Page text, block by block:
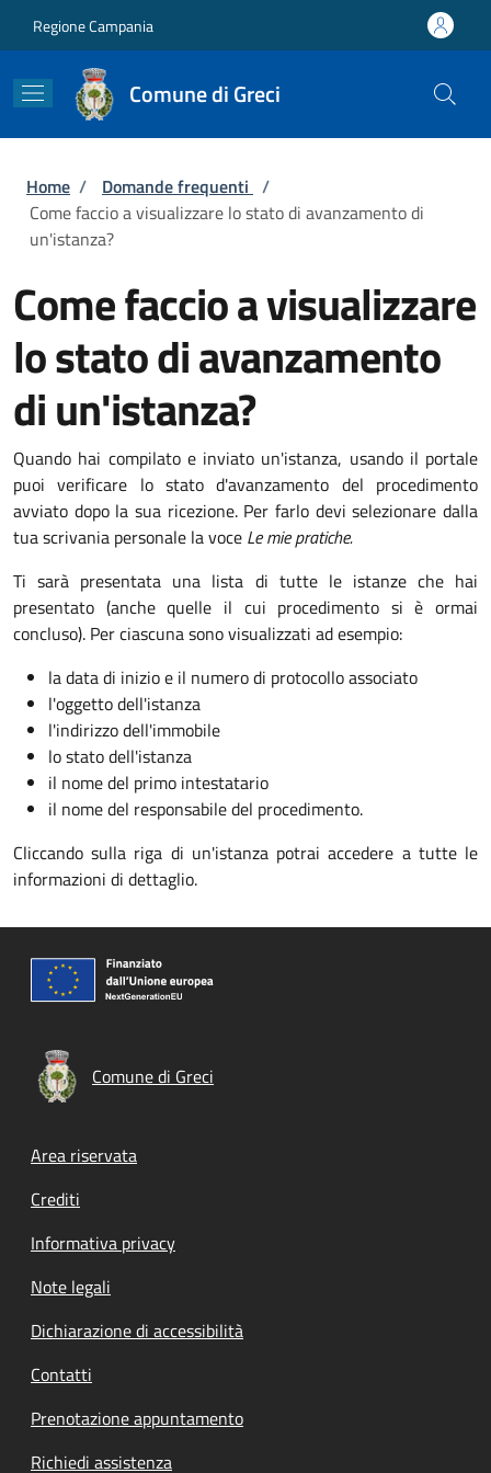
Regione Campania
Comune di Greci
Briciole di pane
Home / Domande frequenti /
Come faccio a visualizzare lo stato di avanzamento di
un'istanza?
Come faccio a visualizzare
lo stato di avanzamento
di un'istanza?
Quando hai compilato e inviato un'istanza, usando il portale
puoi verificare lo stato d'avanzamento del procedimento
avviato dopo la sua ricezione. Per farlo devi selezionare dalla
tua scrivania personale la voce Le mie pratiche.
Ti sarà presentata una lista di tutte le istanze che hai
presentato (anche quelle il cui procedimento si è ormai
concluso). Per ciascuna sono visualizzati ad esempio:
la data di inizio e il numero di protocollo associato
l'oggetto dell'istanza
l'indirizzo dell'immobile
lo stato dell'istanza
il nome del primo intestatario
il nome del responsabile del procedimento.
Cliccando sulla riga di un'istanza potrai accedere a tutte le
informazioni di dettaglio.
Comune di Greci
Footer menu
Area riservata
Crediti
Informativa privacy
Note legali
Dichiarazione di accessibilità
Contatti
Prenotazione appuntamento
Richiedi assistenza